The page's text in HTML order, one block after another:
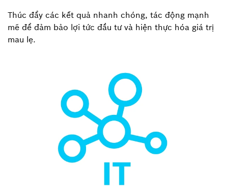
Thúc đẩy các kết quả nhanh chóng, tác động mạnh
mẽ để đảm bảo lợi tức đầu tư và hiện thực hóa giá trị
mau lẹ.